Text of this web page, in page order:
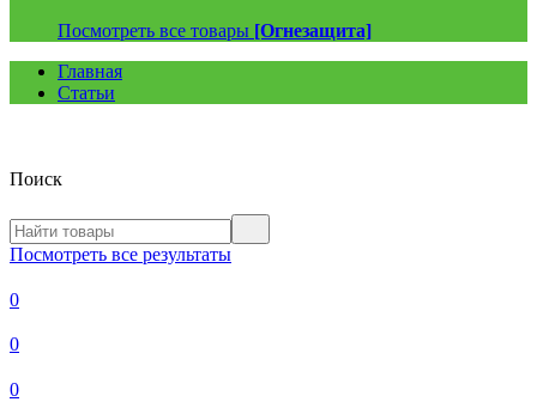
Посмотреть все товары [Огнезащита]
Главная
Статьи
Поиск
Посмотреть все результаты
0
0
0